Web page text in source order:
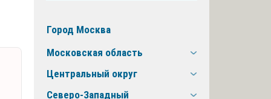
Город Москва
Московская область
Центральный округ
Северо-Западный